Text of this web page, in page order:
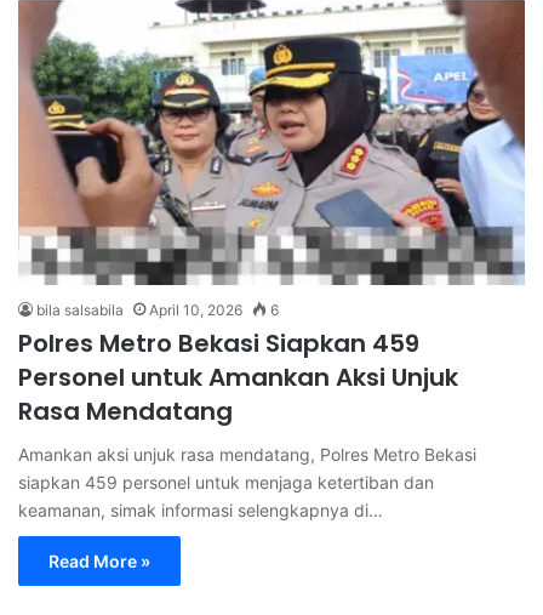
bila salsabila April 10, 2026 6
Polres Metro Bekasi Siapkan 459
Personel untuk Amankan Aksi Unjuk
Rasa Mendatang
Amankan aksi unjuk rasa mendatang, Polres Metro Bekasi
siapkan 459 personel untuk menjaga ketertiban dan
keamanan, simak informasi selengkapnya di…
Read More »